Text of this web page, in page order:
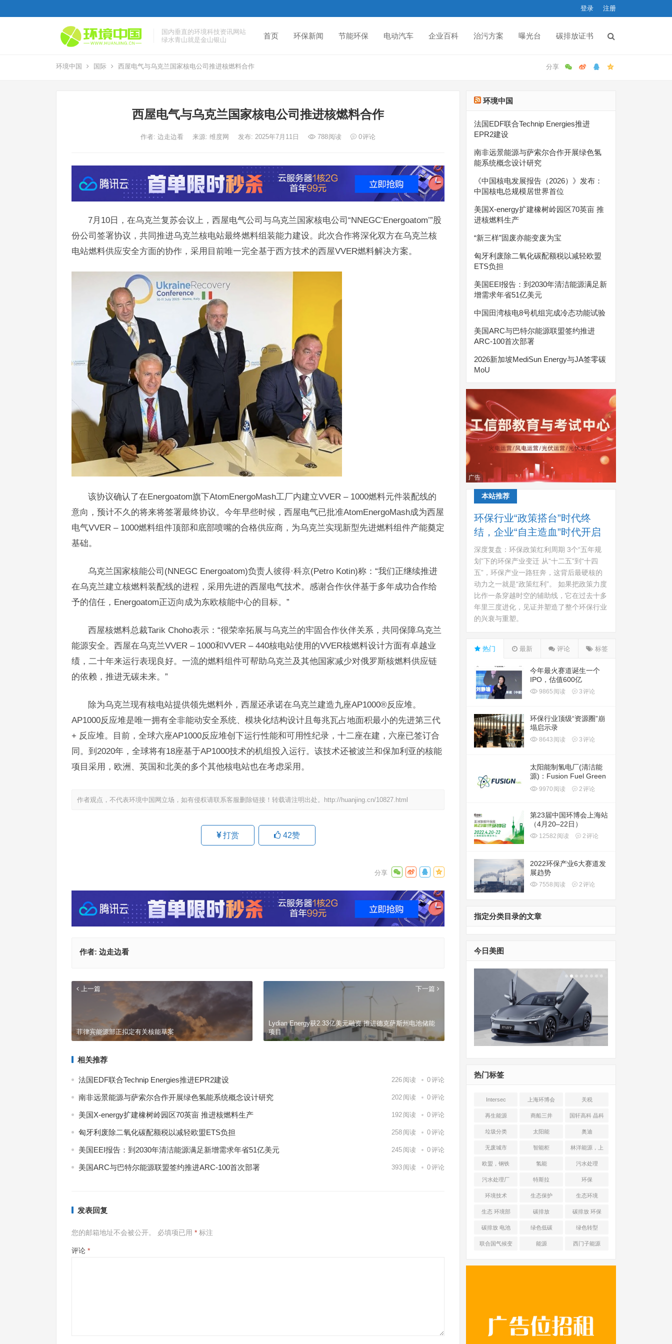
登录 注册
国内垂直的环境科技资讯网站
绿水青山就是金山银山
首页 环保新闻 节能环保 电动汽车 企业百科 治污方案 曝光台 碳排放证书
环境中国 国际 西屋电气与乌克兰国家核电公司推进核燃料合作
西屋电气与乌克兰国家核电公司推进核燃料合作
作者: 边走边看 来源: 维度网 发布: 2025年7月11日 788阅读 0评论
7月10日，在乌克兰复苏会议上，西屋电气公司与乌克兰国家核电公司“NNEGC‘Energoatom’”股
份公司签署协议，共同推进乌克兰核电站最终燃料组装能力建设。此次合作将深化双方在乌克兰核
电站燃料供应安全方面的协作，采用目前唯一完全基于西方技术的西屋VVER燃料解决方案。
该协议确认了在Energoatom旗下AtomEnergoMash工厂内建立VVER – 1000燃料元件装配线的
意向，预计不久的将来将签署最终协议。今年早些时候，西屋电气已批准AtomEnergoMash成为西屋
电气VVER – 1000燃料组件顶部和底部喷嘴的合格供应商，为乌克兰实现新型先进燃料组件产能奠定
基础。
乌克兰国家核能公司(NNEGC Energoatom)负责人彼得·科京(Petro Kotin)称：“我们正继续推进
在乌克兰建立核燃料装配线的进程，采用先进的西屋电气技术。感谢合作伙伴基于多年成功合作给
予的信任，Energoatom正迈向成为东欧核能中心的目标。”
西屋核燃料总裁Tarik Choho表示：“很荣幸拓展与乌克兰的牢固合作伙伴关系，共同保障乌克兰
能源安全。西屋在乌克兰VVER – 1000和VVER – 440核电站使用的VVER核燃料设计方面有卓越业
绩，二十年来运行表现良好。一流的燃料组件可帮助乌克兰及其他国家减少对俄罗斯核燃料供应链
的依赖，推进无碳未来。”
除为乌克兰现有核电站提供领先燃料外，西屋还承诺在乌克兰建造九座AP1000®反应堆。
AP1000反应堆是唯一拥有全非能动安全系统、模块化结构设计且每兆瓦占地面积最小的先进第三代
+ 反应堆。目前，全球六座AP1000反应堆创下运行性能和可用性纪录，十二座在建，六座已签订合
同。到2020年，全球将有18座基于AP1000技术的机组投入运行。该技术还被波兰和保加利亚的核能
项目采用，欧洲、英国和北美的多个其他核电站也在考虑采用。
作者观点，不代表环境中国网立场，如有侵权请联系客服删除链接！转载请注明出处。 http://huanjing.cn/10827.html
打赏 42赞
作者: 边走边看
上一篇
菲律宾能源部正拟定有关核能草案
下一篇
Lydian Energy获2.33亿美元融资 推进德克萨斯州电池储能
项目
相关推荐
法国EDF联合Technip Energies推进EPR2建设 226 阅读 0评论
南非远景能源与萨索尔合作开展绿色氢能系统概念设计研究 202 阅读 0评论
美国X-energy扩建橡树岭园区70英亩 推进核燃料生产 192 阅读 0评论
匈牙利废除二氧化碳配额税以减轻欧盟ETS负担 258 阅读 0评论
美国EEI报告：到2030年清洁能源满足新增需求年省51亿美元 245 阅读 0评论
美国ARC与巴特尔能源联盟签约推进ARC-100首次部署 393 阅读 0评论
发表回复
您的邮箱地址不会被公开。 必填项已用 * 标注
评论 *
环境中国
法国EDF联合Technip Energies推进
EPR2建设
南非远景能源与萨索尔合作开展绿色氢
能系统概念设计研究
《中国核电发展报告（2026）》发布：
中国核电总规模居世界首位
美国X-energy扩建橡树岭园区70英亩 推
进核燃料生产
“新三样”固废亦能变废为宝
匈牙利废除二氧化碳配额税以减轻欧盟
ETS负担
美国EEI报告：到2030年清洁能源满足新
增需求年省51亿美元
中国田湾核电8号机组完成冷态功能试验
美国ARC与巴特尔能源联盟签约推进
ARC-100首次部署
2026新加坡MediSun Energy与JA签零碳
MoU
广告
本站推荐
环保行业“政策搭台”时代终
结，企业“自主造血”时代开启
深度复盘：环保政策红利周期 3个“五年规
划”下的环保产业变迁 从“十二五”到“十四
五”，环保产业一路狂奔，这背后最硬核的
动力之一就是“政策红利”。 如果把政策力度
比作一条穿越时空的辅助线，它在过去十多
年里三度进化，见证并塑造了整个环保行业
的兴衰与重塑。
热门 最新 评论 标签
今年最火赛道诞生一个
IPO，估值600亿
9865 阅读 3评论
环保行业顶级“资源圈”崩
塌启示录
8643 阅读 3评论
太阳能制氢电厂(清洁能
源)：Fusion Fuel Green
plc(HTOO)
9970 阅读 2评论
第23届中国环博会上海站
（4月20–22日）
12582 阅读 2评论
2022环保产业6大赛道发
展趋势
7558 阅读 2评论
指定分类目录的文章
今日美图
7月9日 上海合作组织国家绿色发展论坛开幕
式现场
热门标签
Intersec
Shanghai
上海环博会 关税
再生能源 商船三井 国轩高科 晶科
能源 光伏+储能
垃圾分类 太阳能 奥迪
无废城市 智能柜 林洋能源，上
海舜华新能源
欧盟，钢铁 氢能 污水处理
污水处理厂 特斯拉 环保
环境技术 生态保护 生态环境
生态 环境部 碳排放 碳排放 环保
碳排放 电池 绿色低碳 绿色转型
联合国气候变 能源 西门子能源